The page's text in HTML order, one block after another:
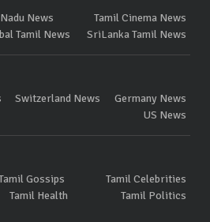
News
Tamil Cinema News
Tamil News SriLanka Tamil News
Switzerland News
Germany News
US News
Gossips
Tamil Celebrities
Tamil Health Tamil Politics